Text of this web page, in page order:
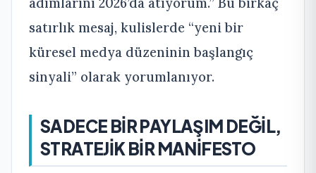
satırlık mesaj, kulislerde “yeni bir
küresel medya düzeninin başlangıç
sinyali” olarak yorumlanıyor.
SADECE BİR PAYLAŞIM DEĞİL,
STRATEJİK BİR MANİFESTO